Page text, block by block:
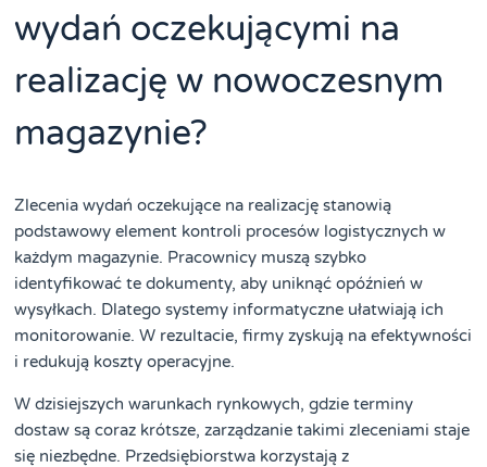
wydań oczekującymi na
realizację w nowoczesnym
magazynie?
Zlecenia wydań oczekujące na realizację stanowią
podstawowy element kontroli procesów logistycznych w
każdym magazynie. Pracownicy muszą szybko
identyfikować te dokumenty, aby uniknąć opóźnień w
wysyłkach. Dlatego systemy informatyczne ułatwiają ich
monitorowanie. W rezultacie, firmy zyskują na efektywności
i redukują koszty operacyjne.
W dzisiejszych warunkach rynkowych, gdzie terminy
dostaw są coraz krótsze, zarządzanie takimi zleceniami staje
się niezbędne. Przedsiębiorstwa korzystają z